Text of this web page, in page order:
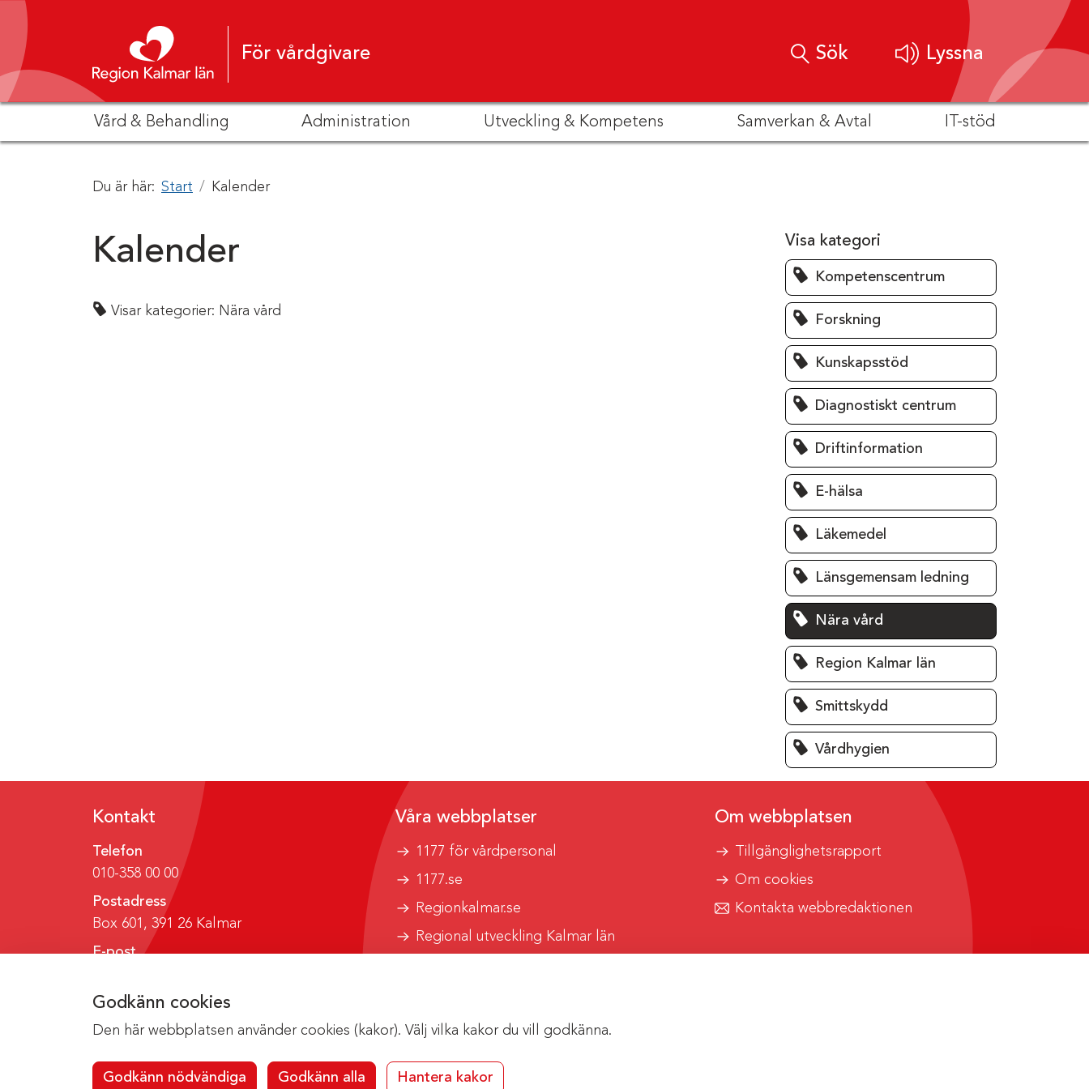
Godkänn cookies
Den här webbplatsen använder cookies (kakor). Välj vilka kakor du vill godkänna.
Godkänn nödvändiga Godkänn alla Hantera kakor
Hoppa till innehåll
För vårdgivare Sök Lyssna
Vård & Behandling Administration Utveckling & Kompetens Samverkan & Avtal IT-stöd
Du är här: Start Kalender
Kalender
Visar kategorier: Nära vård
Visa kategori
Kompetenscentrum
Forskning
Kunskapsstöd
Diagnostiskt centrum
Driftinformation
E-hälsa
Läkemedel
Länsgemensam ledning
Nära vård
Region Kalmar län
Smittskydd
Vårdhygien
Kontakt
Telefon
010-358 00 00
Postadress
Box 601, 391 26 Kalmar
E-post
Våra webbplatser
1177 för vårdpersonal
1177.se
Regionkalmar.se
Regional utveckling Kalmar län
Om webbplatsen
Tillgänglighetsrapport
Om cookies
Kontakta webbredaktionen